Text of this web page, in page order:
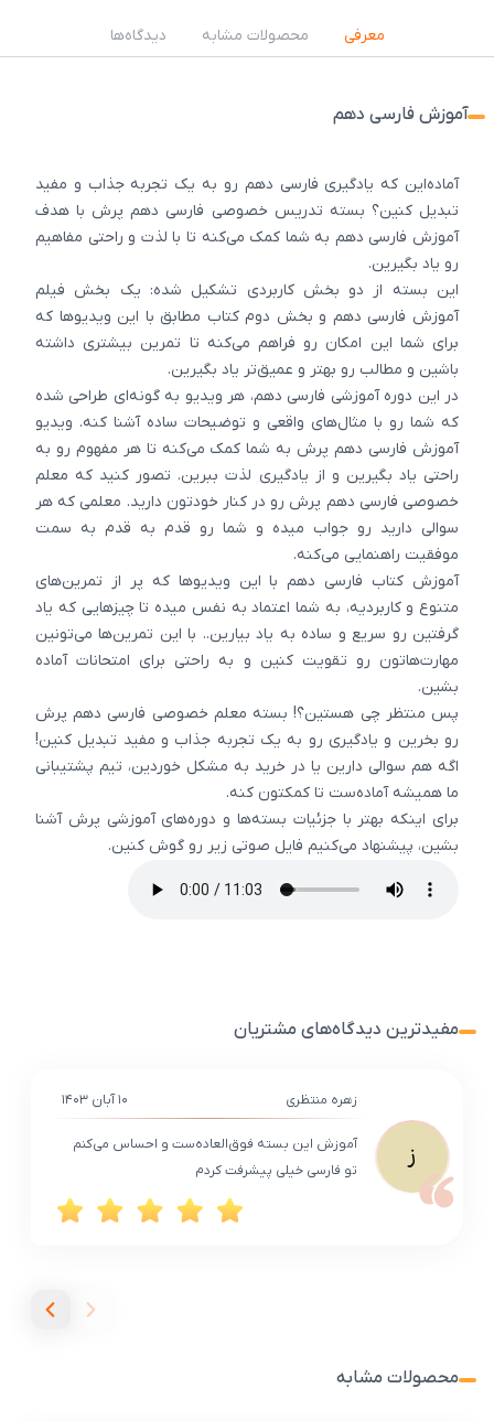
معرفی محصولات مشابه دیدگاه‌ها
آموزش فارسی دهم
آماده‌این که یادگیری فارسی دهم رو به یک تجربه جذاب و مفید
تبدیل کنین؟ بسته تدریس خصوصی فارسی دهم پرش با هدف
آموزش فارسی دهم به شما کمک می‌کنه تا با لذت و راحتی مفاهیم
رو یاد بگیرین.
این بسته از دو بخش کاربردی تشکیل شده: یک بخش فیلم
آموزش فارسی دهم و بخش دوم کتاب مطابق با این ویدیوها که
برای شما این امکان رو فراهم می‌کنه تا تمرین بیشتری داشته
باشین و مطالب رو بهتر و عمیق‌تر یاد بگیرین.
در این دوره آموزشی فارسی دهم، هر ویدیو به گونه‌ای طراحی شده
که شما رو با مثال‌های واقعی و توضیحات ساده آشنا کنه. ویدیو
آموزش فارسی دهم پرش به شما کمک می‌کنه تا هر مفهوم رو به
راحتی یاد بگیرین و از یادگیری لذت ببرین. تصور کنید که معلم
خصوصی فارسی دهم پرش رو در کنار خودتون دارید. معلمی که هر
سوالی دارید رو جواب میده و شما رو قدم به قدم به سمت
موفقیت راهنمایی می‌کنه.
آموزش کتاب فارسی دهم با این ویدیوها که پر از تمرین‌های
متنوع و کاربردیه، به شما اعتماد به نفس میده تا چیزهایی که یاد
گرفتین رو سریع و ساده به یاد بیارین.. با این تمرین‌ها می‌تونین
مهارت‌هاتون رو تقویت کنین و به راحتی برای امتحانات آماده
بشین.
پس منتظر چی هستین؟! بسته معلم خصوصی فارسی دهم پرش
رو بخرین و یادگیری رو به یک تجربه جذاب و مفید تبدیل کنین!
اگه هم سوالی دارین یا در خرید به مشکل خوردین، تیم پشتیبانی
ما همیشه آماده‌ست تا کمکتون کنه.
برای اینکه بهتر با جزئیات بسته‌ها و دوره‌های آموزشی پرش آشنا
بشین، پیشنهاد می‌کنیم فایل صوتی زیر رو گوش کنین.
مفیدترین دیدگاه‌های مشتریان
ز
زهره منتظری ۱۰ آبان ۱۴۰۳
آموزش این بسته فوق‌العاده‌ست و احساس می‌کنم
تو فارسی خیلی پیشرفت کردم
محصولات مشابه